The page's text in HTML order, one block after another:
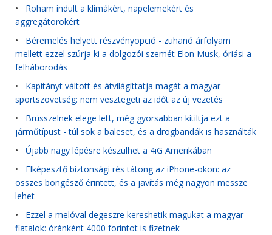
• Roham indult a klímákért, napelemekért és
aggregátorokért
• Béremelés helyett részvényopció - zuhanó árfolyam
mellett ezzel szúrja ki a dolgozói szemét Elon Musk, óriási a
felháborodás
• Kapitányt váltott és átvilágíttatja magát a magyar
sportszövetség: nem vesztegeti az időt az új vezetés
• Brüsszelnek elege lett, még gyorsabban kitiltja ezt a
járműtípust - túl sok a baleset, és a drogbandák is használták
• Újabb nagy lépésre készülhet a 4iG Amerikában
• Elképesztő biztonsági rés tátong az iPhone-okon: az
összes böngésző érintett, és a javítás még nagyon messze
lehet
• Ezzel a melóval degeszre kereshetik magukat a magyar
fiatalok: óránként 4000 forintot is fizetnek